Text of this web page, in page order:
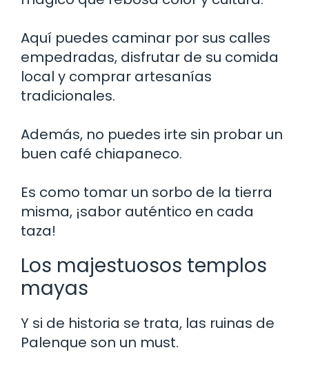
Aquí puedes caminar por sus calles
empedradas, disfrutar de su comida
local y comprar artesanías
tradicionales.
Además, no puedes irte sin probar un
buen café chiapaneco.
Es como tomar un sorbo de la tierra
misma, ¡sabor auténtico en cada
taza!
Los majestuosos templos
mayas
Y si de historia se trata, las ruinas de
Palenque son un must.